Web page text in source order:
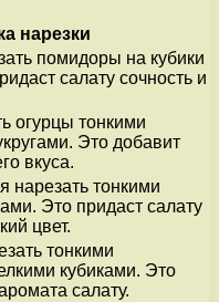
нарезки
помидоры на кубики
салату сочность и
огурцы тонкими
Это добавит
вкуса.
нарезать тонкими
Это придаст салату
цвет.
тонкими
кубиками. Это
салату.